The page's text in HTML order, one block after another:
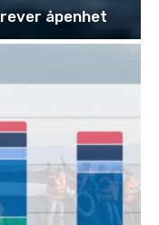
åpenhet